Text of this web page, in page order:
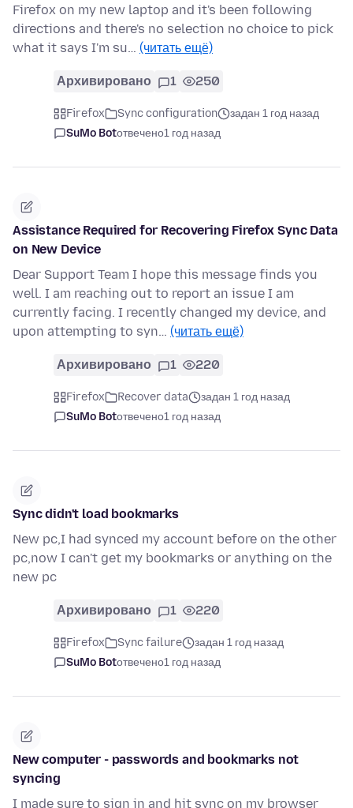
Firefox on my new laptop and it's been following
directions and there's no selection no choice to pick
what it says I'm su… (читать ещё)
Архивировано 1 250
Firefox Sync configuration
задан 1 год назад
SuMo Botотвечено1 год назад
Assistance Required for Recovering Firefox Sync Data
on New Device
Dear Support Team I hope this message finds you
well. I am reaching out to report an issue I am
currently facing. I recently changed my device, and
upon attempting to syn… (читать ещё)
Архивировано 1 220
Firefox Recover data
задан 1 год назад
SuMo Botотвечено1 год назад
Sync didn't load bookmarks
New pc,I had synced my account before on the other
pc,now I can't get my bookmarks or anything on the
new pc
Архивировано 1 220
Firefox Sync failure
задан 1 год назад
SuMo Botотвечено1 год назад
New computer - passwords and bookmarks not
syncing
I made sure to sign in and hit sync on my browser